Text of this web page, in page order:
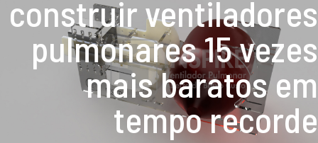
construir ventiladores
pulmonares 15 vezes
mais baratos em
tempo recorde